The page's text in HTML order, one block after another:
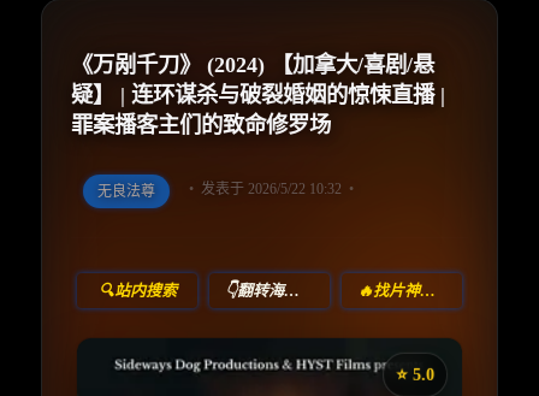
《万剐千刀》 (2024) 【加拿大/喜剧/悬
疑】 | 连环谋杀与破裂婚姻的惊悚直播 |
罪案播客主们的致命修罗场
无良法尊 发表于 2026/5/22 10:32
🔍站内搜索 👇翻转海报！ 🔥找片神器🔥
⭐️ 5.0